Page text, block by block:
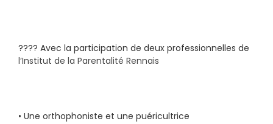
l’Institut de la Parentalité Rennais
• Une orthophoniste et une puéricultrice